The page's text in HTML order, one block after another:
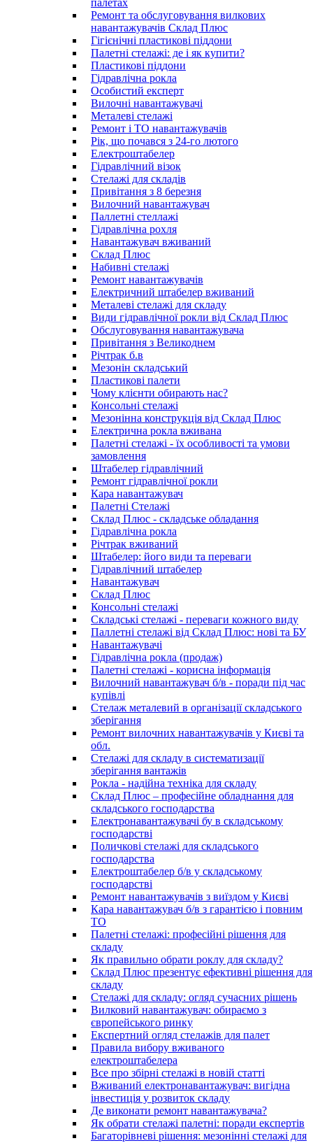
палетах
Ремонт та обслуговування вилкових
навантажувачів Склад Плюс
Гігієнічні пластикові піддони
Палетні стелажі: де і як купити?
Пластикові піддони
Гідравлічна рокла
Особистий експерт
Вилочні навантажувачі
Металеві стелажі
Ремонт і ТО навантажувачів
Рік, що почався з 24-го лютого
Електроштабелер
Гідравлічний візок
Стелажі для складів
Привітання з 8 березня
Вилочний навантажувач
Паллетні стеллажі
Гідравлічна рохля
Навантажувач вживаний
Склад Плюс
Набивні стелажі
Ремонт навантажувачів
Електричний штабелер вживаний
Металеві стелажі для складу
Види гідравлічної рокли від Склад Плюс
Обслуговування навантажувача
Привітання з Великоднем
Річтрак б.в
Мезонін складський
Пластикові палети
Чому клієнти обирають нас?
Консольні стелажі
Мезонінна конструкція від Склад Плюс
Електрична рокла вживана
Палетні стелажі - їх особливості та умови
замовлення
Штабелер гідравлічний
Ремонт гідравлічної рокли
Кара навантажувач
Палетні Стелажі
Склад Плюс - складське обладання
Гідравлічна рокла
Річтрак вживаний
Штабелер: його види та переваги
Гідравлічний штабелер
Навантажувач
Склад Плюс
Консольні стелажі
Складські стелажі - переваги кожного виду
Паллетні стелажі від Склад Плюс: нові та БУ
Навантажувачі
Гідравлічна рокла (продаж)
Палетні стелажі - корисна інформація
Вилочний навантажувач б/в - поради під час
купівлі
Стелаж металевий в організації складського
зберігання
Ремонт вилочних навантажувачів у Києві та
обл.
Стелажі для складу в систематизації
зберігання вантажів
Рокла - надійна техніка для складу
Склад Плюс – професійне обладнання для
складського господарства
Електронавантажувачі бу в складському
господарстві
Поличкові стелажі для складського
господарства
Електроштабелер б/в у складському
господарстві
Ремонт навантажувачів з виїздом у Києві
Кара навантажувач б/в з гарантією і повним
ТО
Палетні стелажі: професійні рішення для
складу
Як правильно обрати роклу для складу?
Склад Плюс презентує ефективні рішення для
складу
Стелажі для складу: огляд сучасних рішень
Вилковий навантажувач: обираємо з
європейського ринку
Експертний огляд стелажів для палет
Правила вибору вживаного
електроштабелера
Все про збірні стелажі в новій статті
Вживаний електронавантажувач: вигідна
інвестиція у розвиток складу
Де виконати ремонт навантажувача?
Як обрати стелажі палетні: поради експертів
Багаторівневі рішення: мезонінні стелажі для